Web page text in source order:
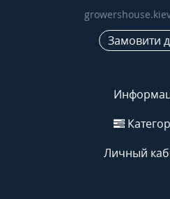
Замовити
Личный